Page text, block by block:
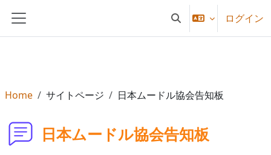
サイドパネル 検索入力に切り替える
ログイン
Home サイトページ 日本ムードル協会告知板
日本ムードル協会告知板